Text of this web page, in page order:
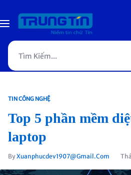
TIN CÔNG NGHỆ
Top 5 phần mềm
laptop
ByXuanphucdev1907@gmail.com